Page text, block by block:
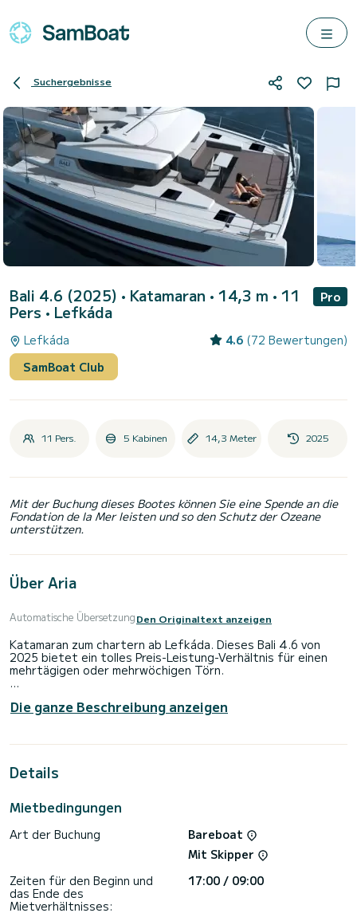
Suchergebnisse
Bali 4.6 (2025) • Katamaran • 14,3 m • 11
Pers • Lefkáda
Pro
Lefkáda 4.6 (72 Bewertungen)
SamBoat Club
11 Pers. 5 Kabinen 14,3 Meter 2025
Mit der Buchung dieses Bootes können Sie eine Spende an die
Fondation de la Mer leisten und so den Schutz der Ozeane
unterstützen.
Über Aria
Automatische ÜbersetzungDen Originaltext anzeigen
Katamaran zum chartern ab Lefkáda. Dieses Bali 4.6 von
2025 bietet ein tolles Preis-Leistung-Verhältnis für einen
mehrtägigen oder mehrwöchigen Törn.
Katamaran mit 14 Metern Länge verbringen? Sie können mit
bis zu 12 Personen an Bord kommen und die 5 komfortablen
Außenlautsprecher, USB-Steckdose, Entsalzungsanlage,
Buchungsanfragen und unverbindliche Preisanfragen werden
direkt von SamBoat bearbeitet. Über die Plattform erhalten
Die ganze Beschreibung anzeigen
Details
Mietbedingungen
Art der Buchung
Bareboat
Mit Skipper
Zeiten für den Beginn und
das Ende des
Mietverhältnisses:
17:00 / 09:00